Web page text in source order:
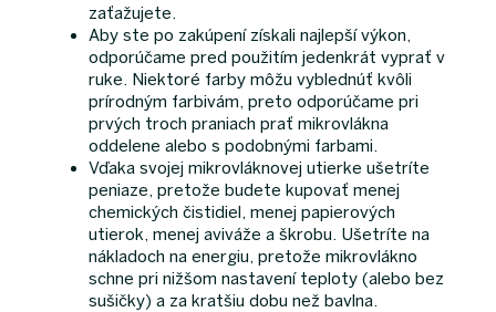
zaťažujete.
Aby ste po zakúpení získali najlepší výkon,
odporúčame pred použitím jedenkrát vyprať v
ruke. Niektoré farby môžu vyblednúť kvôli
prírodným farbivám, preto odporúčame pri
prvých troch praniach prať mikrovlákna
oddelene alebo s podobnými farbami.
Vďaka svojej mikrovláknovej utierke ušetríte
peniaze, pretože budete kupovať menej
chemických čistidiel, menej papierových
utierok, menej aviváže a škrobu. Ušetríte na
nákladoch na energiu, pretože mikrovlákno
schne pri nižšom nastavení teploty (alebo bez
sušičky) a za kratšiu dobu než bavlna.